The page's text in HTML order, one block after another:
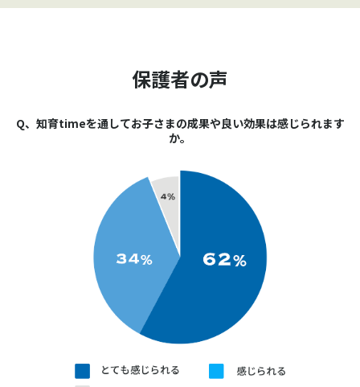
保護者の声
Q、知育timeを通してお子さまの成果や良い効果は感じられます
か。